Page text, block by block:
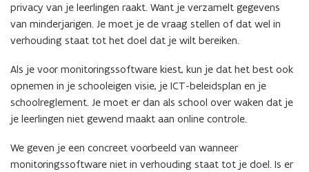
privacy van je leerlingen raakt. Want je verzamelt gegevens
van minderjarigen. Je moet je de vraag stellen of dat wel in
verhouding staat tot het doel dat je wilt bereiken.
Als je voor monitoringssoftware kiest, kun je dat het best ook
opnemen in je schooleigen visie, je ICT-beleidsplan en je
schoolreglement. Je moet er dan als school over waken dat je
je leerlingen niet gewend maakt aan online controle.
We geven je een concreet voorbeeld van wanneer
monitoringssoftware niet in verhouding staat tot je doel. Is er